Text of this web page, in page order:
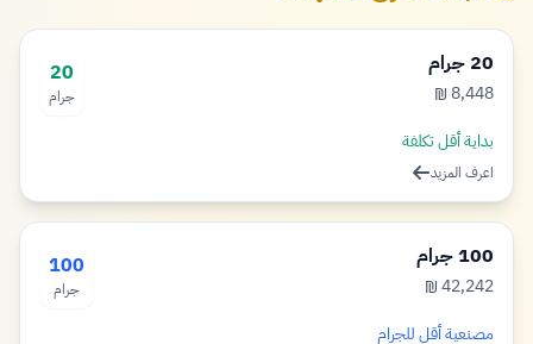
20 جرام
8,448 شيكل
₪
20
جرام
بداية أقل تكلفة
اعرف المزيد
100 جرام
42,242شيكل
₪
100
جرام
مصنعية أقل للجرام